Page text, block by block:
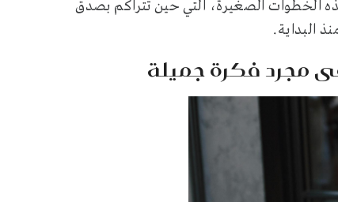
الخطوات الصغيرة، التي حين تتراكم بصدق
البداية.
مجرد فكرة جميلة